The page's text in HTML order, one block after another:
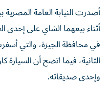
أصدرت النيابة العامة
أثناء بيعهما الشاي على إحدى
في محافظة الجيزة، والتي
وإحدى صديقاته.